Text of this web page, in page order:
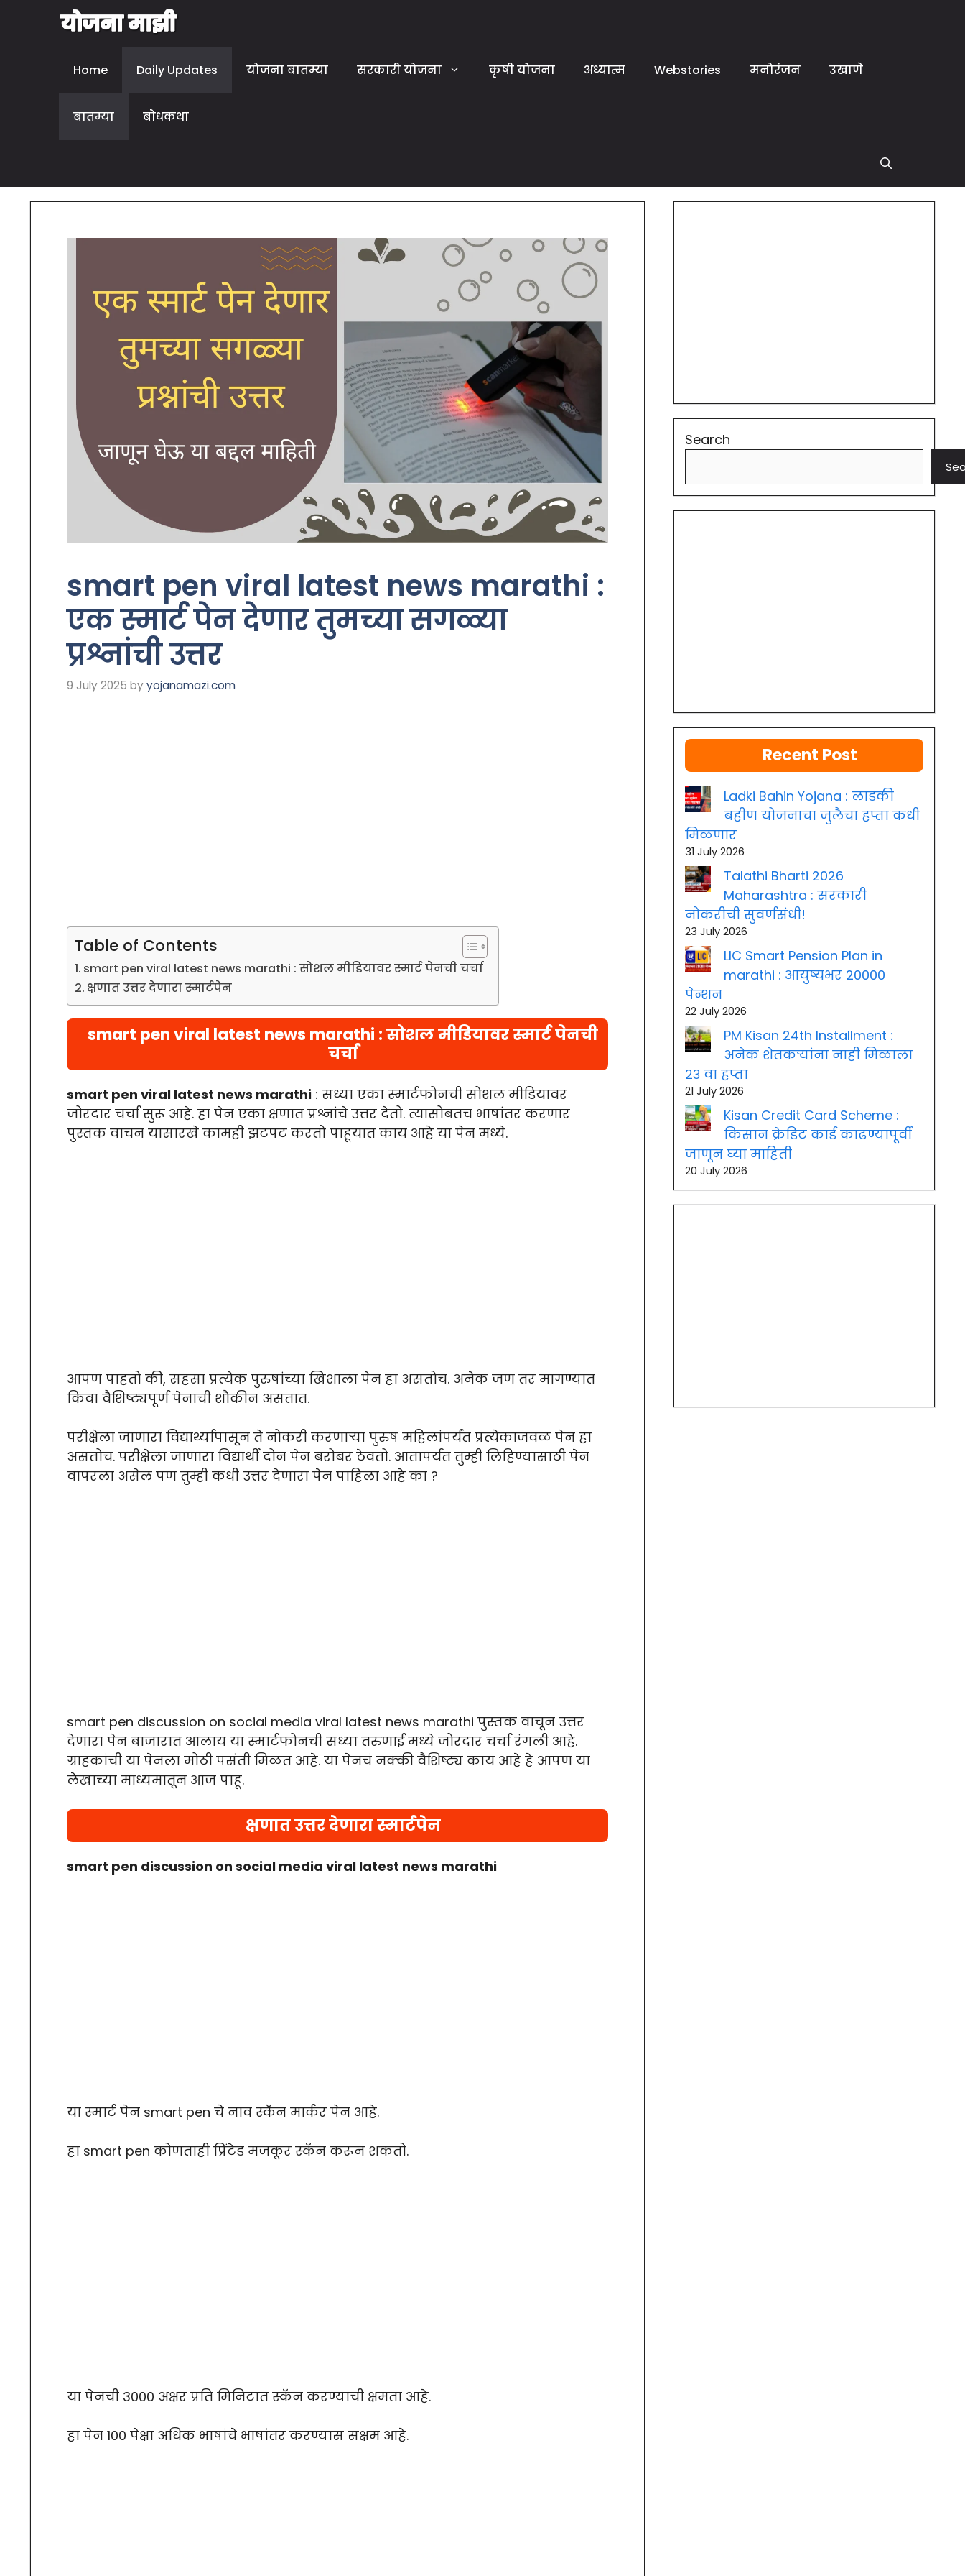
Home Daily Updates योजना बातम्या सरकारी योजना कृषी योजना अध्यात्म Webstories मनोरंजन उखाणे
बातम्या बोधकथा
smart pen viral latest news marathi :
एक स्मार्ट पेन देणार तुमच्या सगळ्या
प्रश्नांची उत्तर
9 July 2025 by yojanamazi.com
Table of Contents
smart pen viral latest news marathi : सोशल मीडियावर स्मार्ट पेनची चर्चा
क्षणात उत्तर देणारा स्मार्टपेन
smart pen viral latest news marathi : सोशल मीडियावर स्मार्ट पेनची
चर्चा
smart pen viral latest news marathi : सध्या एका स्मार्टफोनची सोशल मीडियावर
जोरदार चर्चा सुरू आहे. हा पेन एका क्षणात प्रश्नांचे उत्तर देतो. त्यासोबतच भाषांतर करणार
पुस्तक वाचन यासारखे कामही झटपट करतो पाहूयात काय आहे या पेन मध्ये.
आपण पाहतो की, सहसा प्रत्येक पुरुषांच्या खिशाला पेन हा असतोच. अनेक जण तर मागण्यात
किंवा वैशिष्ट्यपूर्ण पेनाची शौकीन असतात.
परीक्षेला जाणारा विद्यार्थ्यापासून ते नोकरी करणाऱ्या पुरुष महिलांपर्यंत प्रत्येकाजवळ पेन हा
असतोच. परीक्षेला जाणारा विद्यार्थी दोन पेन बरोबर ठेवतो. आतापर्यंत तुम्ही लिहिण्यासाठी पेन
वापरला असेल पण तुम्ही कधी उत्तर देणारा पेन पाहिला आहे का ?
smart pen discussion on social media viral latest news marathi पुस्तक वाचून उत्तर
देणारा पेन बाजारात आलाय या स्मार्टफोनची सध्या तरुणाई मध्ये जोरदार चर्चा रंगली आहे.
ग्राहकांची या पेनला मोठी पसंती मिळत आहे. या पेनचं नक्की वैशिष्ट्य काय आहे हे आपण या
लेखाच्या माध्यमातून आज पाहू.
क्षणात उत्तर देणारा स्मार्टपेन
smart pen discussion on social media viral latest news marathi
या स्मार्ट पेन smart pen चे नाव स्कॅन मार्कर पेन आहे.
हा smart pen कोणताही प्रिंटेड मजकूर स्कॅन करून शकतो.
या पेनची 3000 अक्षर प्रति मिनिटात स्कॅन करण्याची क्षमता आहे.
हा पेन 100 पेक्षा अधिक भाषांचे भाषांतर करण्यास सक्षम आहे.
Search
Recent Post
Ladki Bahin Yojana : लाडकी
बहीण योजनाचा जुलैचा हप्ता कधी
मिळणार
31 July 2026
Talathi Bharti 2026
Maharashtra : सरकारी
नोकरीची सुवर्णसंधी!
23 July 2026
LIC Smart Pension Plan in
marathi : आयुष्यभर 20000
पेन्शन
22 July 2026
PM Kisan 24th Installment :
अनेक शेतकऱ्यांना नाही मिळाला
२३ वा हप्ता
21 July 2026
Kisan Credit Card Scheme :
किसान क्रेडिट कार्ड काढण्यापूर्वी
जाणून घ्या माहिती
20 July 2026